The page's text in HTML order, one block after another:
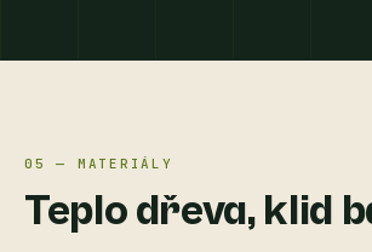
05 — MATERIÁLY
Teplo dřeva, klid